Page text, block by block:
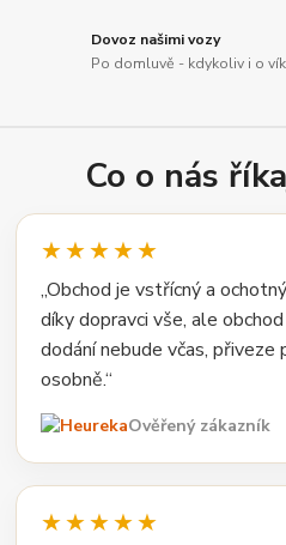
Dovoz našimi vozy
Po domluvě - kdykoliv i o
Co o nás
★★★★★
„Obchod je vstřícný a
díky dopravci vše, ale
dodání nebude včas, přiveze
osobně.“
Ověřený zákazník
★★★★★